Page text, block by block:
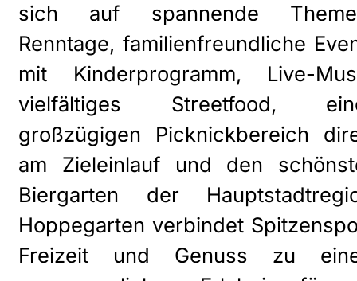
sich auf spannende
Renntage, familienfreundliche
mit Kinderprogramm, Live-
vielfältiges Streetfood,
großzügigen Picknickbereich
am Zieleinlauf und den
Biergarten der
Hoppegarten verbindet
Freizeit und Genuss zu